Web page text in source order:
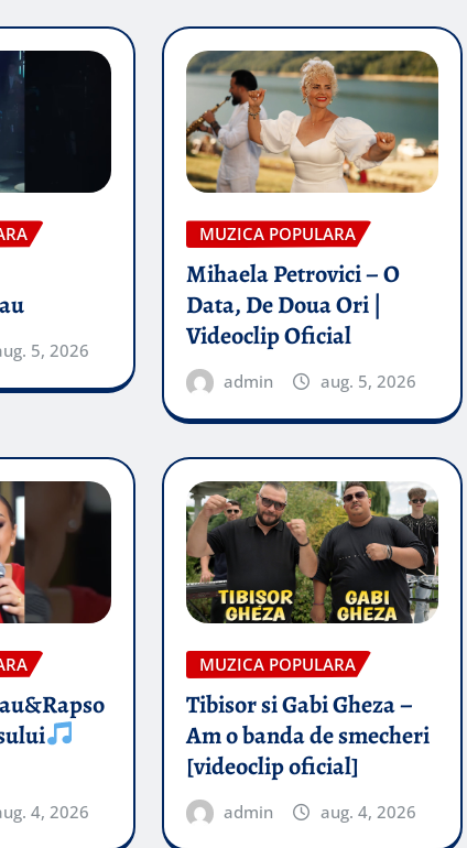
5, 2026
MUZICA POPULARA
Mihaela Petrovici – O
Data, De Doua Ori |
Videoclip Oficial
admin aug. 5, 2026
4, 2026
MUZICA POPULARA
Tibisor si Gabi Gheza –
Am o banda de smecheri
[videoclip oficial]
admin aug. 4, 2026